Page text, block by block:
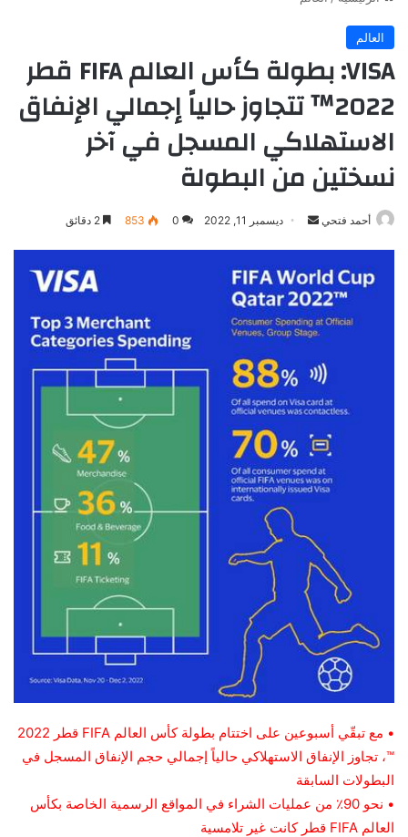
العالم
VISA: بطولة كأس العالم FIFA قطر
2022™ تتجاوز حالياً إجمالي الإنفاق
الاستهلاكي المسجل في آخر
نسختين من البطولة
أحمد فتحي
أرسل ديسمبر 11, 2022 0
853
• مع تبقّي أسبوعين على اختتام بطولة كأس العالم FIFA قطر 2022
™، تجاوز الإنفاق الاستهلاكي حالياً إجمالي حجم الإنفاق المسجل في
البطولات السابقة
• نحو 90٪ من عمليات الشراء في المواقع الرسمية الخاصة بكأس
العالم FIFA قطر كانت غير تلامسية